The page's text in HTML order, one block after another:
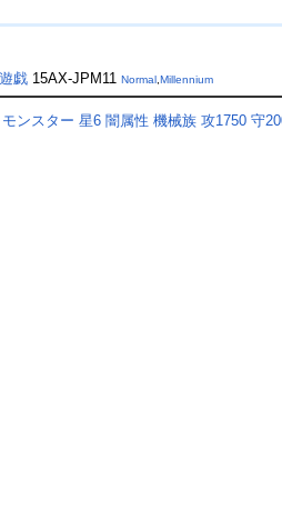
戯 15AX-JPM11Normal ,Millennium
モンスター 星6 闇属性 機械族 攻1750 守